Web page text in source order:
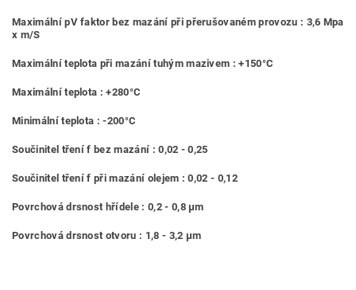
Maximální pV faktor bez mazání při přerušovaném provozu : 3,6 Mpa
x m/S
Maximální teplota při mazání tuhým mazivem : +150°C
Maximální teplota : +280°C
Minimální teplota : -200°C
Součinitel tření f bez mazání : 0,02 - 0,25
Součinitel tření f při mazání olejem : 0,02 - 0,12
Povrchová drsnost hřídele : 0,2 - 0,8 μm
Povrchová drsnost otvoru : 1,8 - 3,2 μm